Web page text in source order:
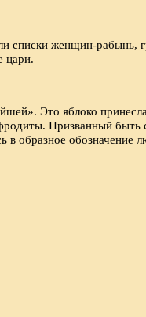
женщин-рабынь,
цари.
Это яблоко
Призванный быть
образное обозначение